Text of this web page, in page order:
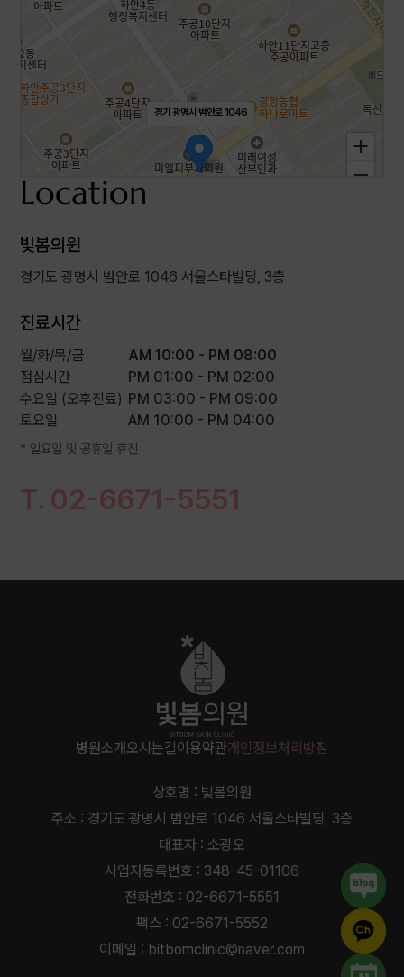
경기 광명시 범안로 1046
Location
빛봄의원
경기도 광명시 범안로 1046 서울스타빌딩, 3층
진료시간
월/화/목/금
AM 10:00 - PM 08:00
점심시간
PM 01:00 - PM 02:00
수요일 (오후진료) PM 03:00 - PM 09:00
토요일
AM 10:00 - PM 04:00
* 일요일 및 공휴일 휴진
T. 02-6671-5551
병원소개오시는길이용약관개인정보처리방침
상호명 : 빛봄의원
주소 : 경기도 광명시 범안로 1046 서울스타빌딩, 3층
대표자 : 소광오
사업자등록번호 : 348-45-01106
전화번호 : 02-6671-5551
팩스 : 02-6671-5552
이메일 : bitbomclinic@naver.com